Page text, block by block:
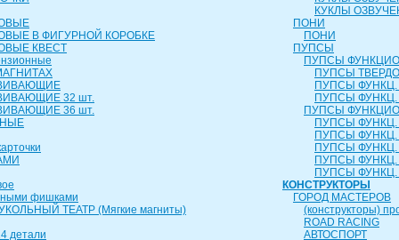
В ФИГУРНОЙ КОРОБКЕ
КВЕСТ
32 шт.
36 шт.
фишками
ТЕАТР (Мягкие магниты)
детали
КУКЛЫ
ПОНИ
ПОНИ
ПУПСЫ
ПУПСЫ
ПУПСЫ
ПУПСЫ ФУНКЦ.
ПУПСЫ ФУНКЦ.
ПУПСЫ
ПУПСЫ ФУНКЦ.
ПУПСЫ ФУНКЦ.
ПУПСЫ ФУНКЦ.
ПУПСЫ ФУНКЦ.
ПУПСЫ ФУНКЦ.
КОНСТРУКТОРЫ
ГОРОД МАСТЕРОВ
(конструкторы)
ROAD RACING
АВТОСПОРТ